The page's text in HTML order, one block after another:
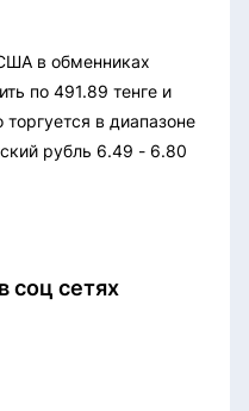
в обменниках
по 491.89 тенге и
в диапазоне
рубль 6.49 - 6.80
соц сетях